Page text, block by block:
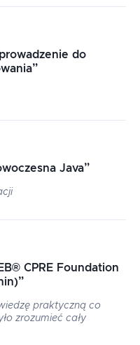
do
”
Java”
CPRE Foundation
”
praktyczną co
zrozumieć cały